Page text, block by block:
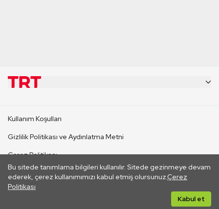
Bu sitede tanımlama bilgileri kullanılır. Sitede gezinmeye devam
ederek, çerez kullanımımızı kabul etmiş olursunuz.Çerez
Politikası
Kabul et
CANLI YAYINLAR
Kullanım Koşulları
Gizlilik Politikası ve Aydınlatma Metni
Çerez Politikası
İletişim
Her hakkı saklıdır. ©2026 TRT. Bağlantı yoluyla gidilen dış